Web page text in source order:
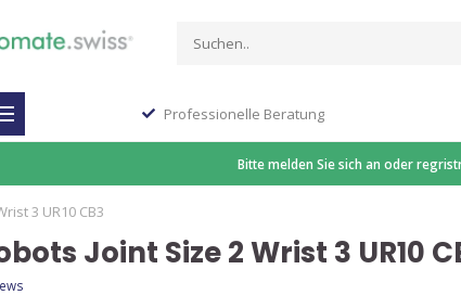
Professionelle Beratung
Bitte melden Sie sich an oder
3 UR10 CB3
Joint Size 2 Wrist 3 UR10